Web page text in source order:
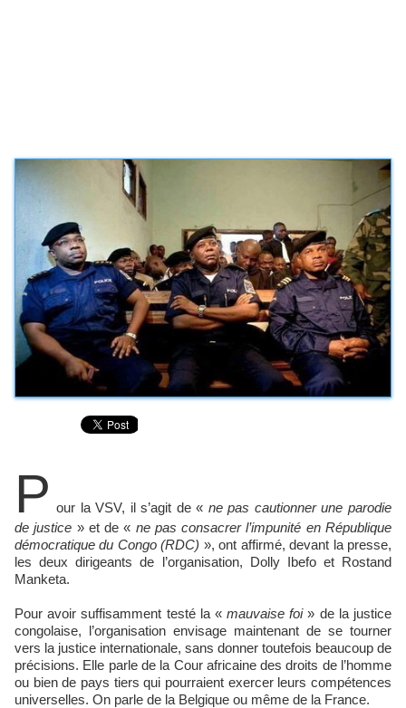
P our la VSV, il s’agit de « ne pas cautionner une parodie
de justice » et de « ne pas consacrer l’impunité en République
démocratique du Congo (RDC) », ont affirmé, devant la presse,
les deux dirigeants de l’organisation, Dolly Ibefo et Rostand
Manketa.
Pour avoir suffisamment testé la «mauvaise foi» de la justice
congolaise, l’organisation envisage maintenant de se tourner
vers la justice internationale, sans donner toutefois beaucoup de
précisions. Elle parle de la Cour africaine des droits de l’homme
ou bien de pays tiers qui pourraient exercer leurs compétences
universelles. On parle de la Belgique ou même de la France.